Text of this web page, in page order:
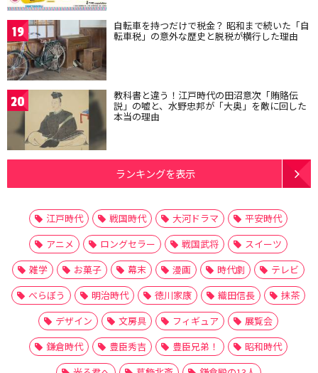
19 自転車を持つだけで税金？ 昭和まで続いた「自
転車税」の意外な歴史と脱税が横行した理由
20 教科書と違う！江戸時代の田沼意次「賄賂伝
説」の嘘と、水野忠邦が「大奥」を敵に回した
本当の理由
ランキングを表示
江戸時代 戦国時代 大河ドラマ
平安時代
アニメ
ロングセラー 戦国武将
スイーツ
雑学
お菓子 幕末 漫画 時代劇
テレビ
べらぼう
明治時代 徳川家康 織田信長
抹茶
デザイン
文房具 フィギュア
展覧会
鎌倉時代
豊臣秀吉 豊臣兄弟！
昭和時代